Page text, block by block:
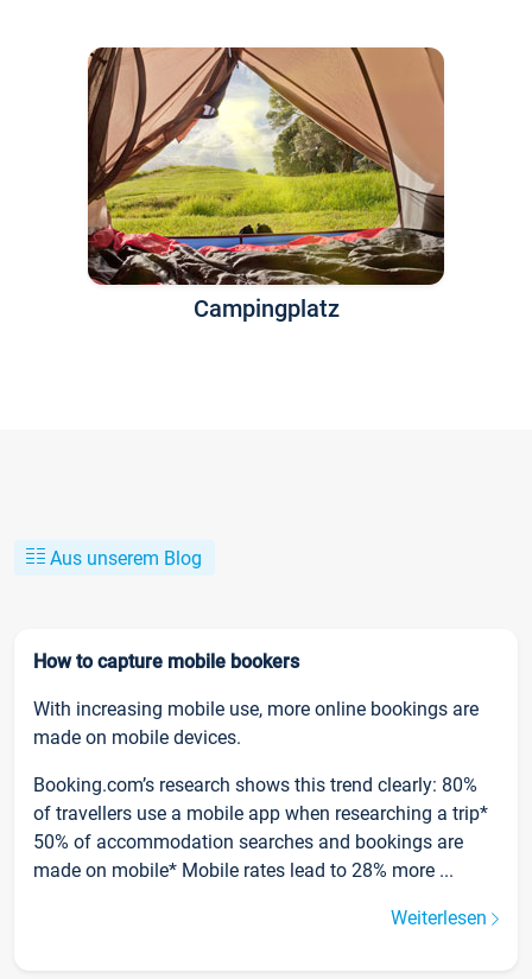
Campingplatz
Aus unserem Blog
How to capture mobile bookers
With increasing mobile use, more online bookings are
made on mobile devices.
Booking.com’s research shows this trend clearly: 80%
of travellers use a mobile app when researching a trip*
50% of accommodation searches and bookings are
made on mobile* Mobile rates lead to 28% more ...
Weiterlesen